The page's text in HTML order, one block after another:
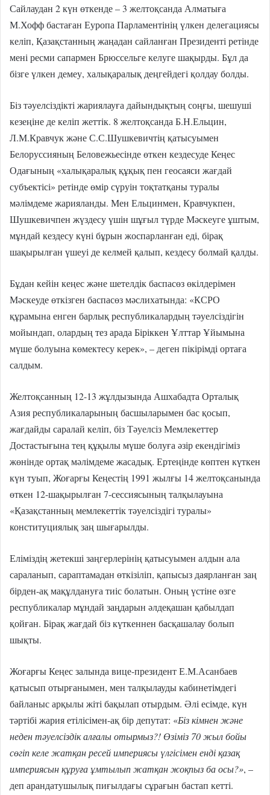
Сайлаудан 2 күн өткенде – 3 желтоқсанда Алматыға
М.Хофф бастаған Еуропа Парламентінің үлкен делегациясы
келіп, Қазақстанның жаңадан сайланған Президенті ретінде
мені ресми сапармен Брюссельге келуге шақырды. Бұл да
бізге үлкен демеу, халықаралық деңгейдегі қолдау болды.
Біз тәуелсіздікті жариялауға дайындықтың соңғы, шешуші
кезеңіне де келіп жеттік. 8 желтоқсанда Б.Н.Ельцин,
Л.М.Кравчук және С.С.Шушкевичтің қатысуымен
Белоруссияның Беловежьесінде өткен кездесуде Кеңес
Одағының «халықаралық құқық пен геосаяси жағдай
субъектісі» ретінде өмір сүруін тоқтатқаны туралы
мәлімдеме жарияланды. Мен Ельцинмен, Кравчукпен,
Шушкевичпен жүздесу үшін шұғыл түрде Мәскеуге ұштым,
мұндай кездесу күні бұрын жоспарланған еді, бірақ
шақырылған үшеуі де келмей қалып, кездесу болмай қалды.
Бұдан кейін кеңес және шетелдік баспасөз өкілдерімен
Мәскеуде өткізген баспасөз мәслихатында: «КСРО
құрамына енген барлық республикалардың тәуелсіздігін
мойындап, олардың тез арада Біріккен Ұлттар Ұйымына
мүше болуына көмектесу керек», – деген пікірімді ортаға
салдым.
Желтоқсанның 12-13 жұлдызында Ашхабадта Орталық
Азия республикаларының басшыларымен бас қосып,
жағдайды саралай келіп, біз Тәуелсіз Мемлекеттер
Достастығына тең құқылы мүше болуға әзір екендігіміз
жөнінде ортақ мәлімдеме жасадық. Ертеңінде көптен күткен
күн туып, Жоғарғы Кеңестің 1991 жылғы 14 желтоқсанында
өткен 12-шақырылған 7-сессиясының талқылауына
«Қазақстанның мемлекеттік тәуелсіздігі туралы»
конституциялық заң шығарылды.
Еліміздің жетекші заңгерлерінің қатысуымен алдын ала
сараланып, сараптамадан өткізіліп, қапысыз даярланған заң
бірден-ақ мақұлдануға тиіс болатын. Оның үстіне өзге
республикалар мұндай заңдарын әлдеқашан қабылдап
қойған. Бірақ жағдай біз күткеннен басқашалау болып
шықты.
Жоғарғы Кеңес залында вице-президент Е.М.Асанбаев
қатысып отырғанымен, мен талқылауды кабинетімдегі
байланыс арқылы жіті бақылап отырдым. Әлі есімде, күн
тәртібі жария етілісімен-ақ бір депутат: «Біз кімнен және
неден тәуелсіздік алғалы отырмыз?! Өзіміз 70 жыл бойы
сөгіп келе жатқан ресей империясы үлгісімен енді қазақ
империясын құруға ұмтылып жатқан жоқпыз ба осы?», –
деп арандатушылық пиғылдағы сұрағын бастап кетті.